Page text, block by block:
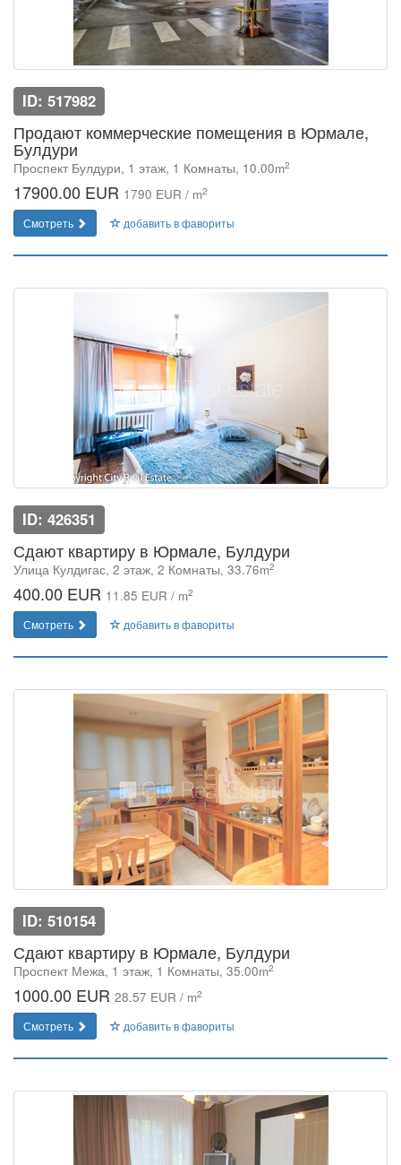
ID: 517982
Продают коммерческие помещения в Юрмале,
Булдури
Проспект Булдури, 1 этаж, 1 Комнаты, 10.00m2
17900.00 EUR 1790 EUR / m2
Смотреть добавить в фавориты
ID: 426351
Сдают квартиру в Юрмале, Булдури
Улица Кулдигас, 2 этаж, 2 Комнаты, 33.76m2
400.00 EUR 11.85 EUR / m2
Смотреть добавить в фавориты
ID: 510154
Сдают квартиру в Юрмале, Булдури
Проспект Межа, 1 этаж, 1 Комнаты, 35.00m2
1000.00 EUR 28.57 EUR / m2
Смотреть добавить в фавориты